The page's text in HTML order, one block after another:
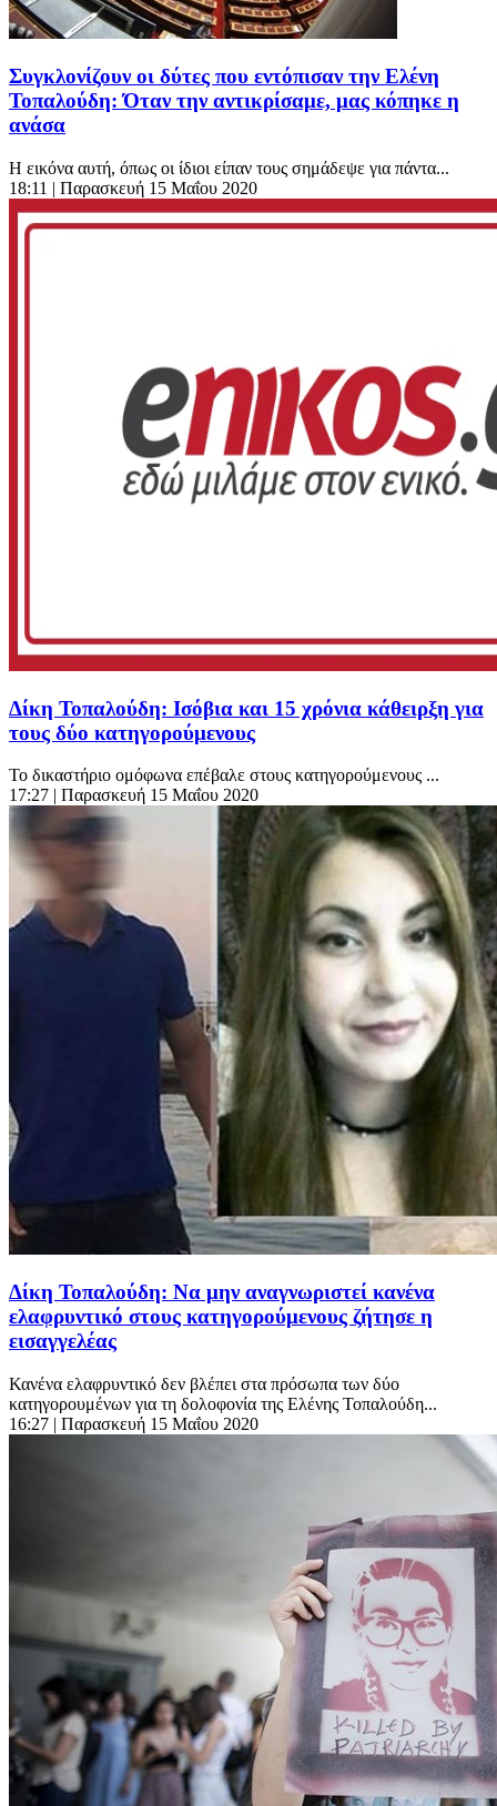
Συγκλονίζουν οι δύτες που εντόπισαν την Ελένη
Τοπαλούδη: Όταν την αντικρίσαμε, μας κόπηκε η
ανάσα
Η εικόνα αυτή, όπως οι ίδιοι είπαν τους σημάδεψε για πάντα...
18:11 | Παρασκευή 15 Μαΐου 2020
Δίκη Τοπαλούδη: Ισόβια και 15 χρόνια κάθειρξη για
τους δύο κατηγορούμενους
Το δικαστήριο ομόφωνα επέβαλε στους κατηγορούμενους ...
17:27 | Παρασκευή 15 Μαΐου 2020
Δίκη Τοπαλούδη: Να μην αναγνωριστεί κανένα
ελαφρυντικό στους κατηγορούμενους ζήτησε η
εισαγγελέας
Κανένα ελαφρυντικό δεν βλέπει στα πρόσωπα των δύο
κατηγορουμένων για τη δολοφονία της Ελένης Τοπαλούδη...
16:27 | Παρασκευή 15 Μαΐου 2020